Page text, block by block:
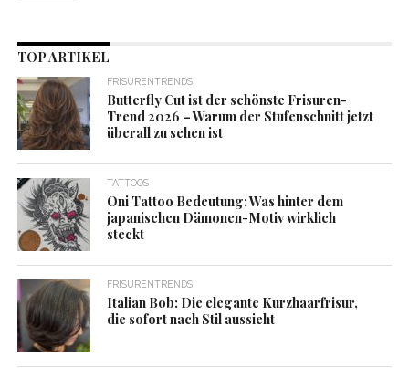
TOP ARTIKEL
FRISURENTRENDS
Butterfly Cut ist der schönste Frisuren-
Trend 2026 – Warum der Stufenschnitt jetzt
überall zu sehen ist
TATTOOS
Oni Tattoo Bedeutung: Was hinter dem
japanischen Dämonen-Motiv wirklich
steckt
FRISURENTRENDS
Italian Bob: Die elegante Kurzhaarfrisur,
die sofort nach Stil aussieht